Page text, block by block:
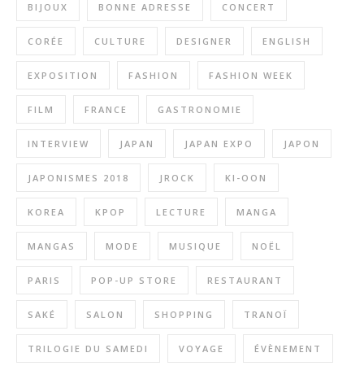
BIJOUX BONNE ADRESSE CONCERT
CORÉE CULTURE DESIGNER ENGLISH
EXPOSITION FASHION FASHION WEEK
FILM FRANCE GASTRONOMIE
INTERVIEW JAPAN JAPAN EXPO JAPON
JAPONISMES 2018 JROCK KI-OON
KOREA KPOP LECTURE MANGA
MANGAS MODE MUSIQUE NOËL
PARIS POP-UP STORE RESTAURANT
SAKÉ SALON SHOPPING TRANOÏ
TRILOGIE DU SAMEDI VOYAGE ÉVÈNEMENT